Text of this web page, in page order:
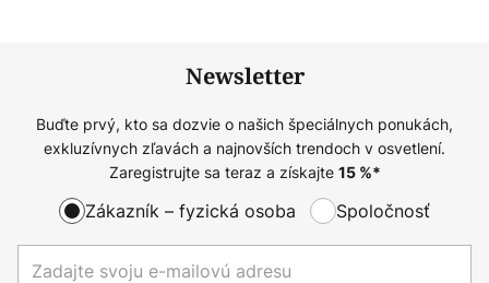
Newsletter
Buďte prvý, kto sa dozvie o našich špeciálnych ponukách,
exkluzívnych zľavách a najnovších trendoch v osvetlení.
Zaregistrujte sa teraz a získajte 15%*
Zákazník – fyzická osoba Spoločnosť